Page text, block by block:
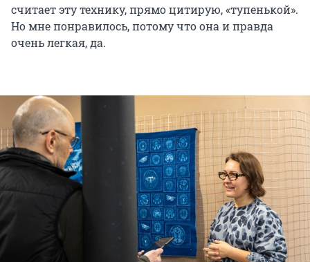
считает эту технику, прямо цитирую, «тупенькой».
Но мне понравилось, потому что она и правда
очень легкая, да.